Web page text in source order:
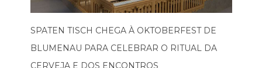
SPATEN TISCH CHEGA À OKTOBERFEST DE
BLUMENAU PARA CELEBRAR O RITUAL DA
CERVEJA E DOS ENCONTROS